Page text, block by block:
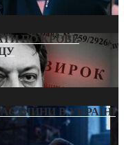
ПО КРОВІ:
ВІЙНИ В УКРАЇНІ